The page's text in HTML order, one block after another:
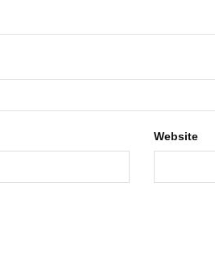
Website